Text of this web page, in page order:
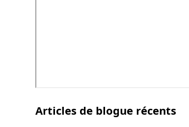
Articles de blogue récents